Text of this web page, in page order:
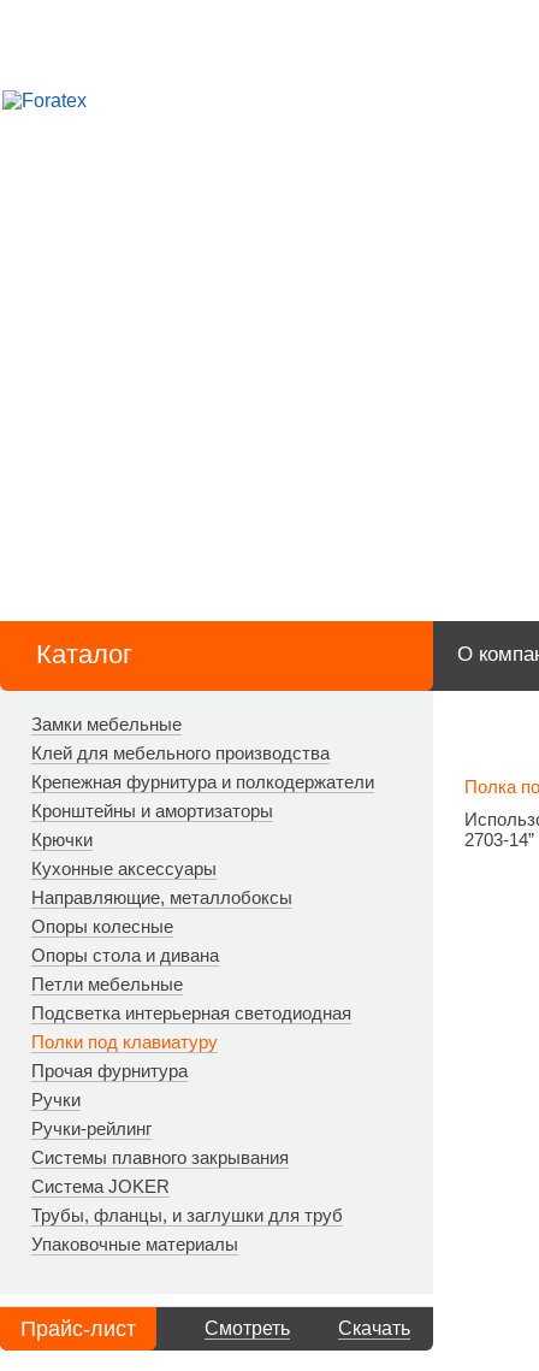
Каталог О
Замки мебельные
Клей для мебельного производства
Крепежная фурнитура и полкодержатели
Кронштейны и амортизаторы
Крючки
Кухонные аксессуары
Направляющие, металлобоксы
Опоры колесные
Опоры стола и дивана
Петли мебельные
Подсветка интерьерная светодиодная
Полки под клавиатуру
Прочая фурнитура
Ручки
Ручки-рейлинг
Системы плавного закрывания
Система JOKER
Трубы, фланцы, и заглушки для труб
Упаковочные материалы
Прайс-лист Смотреть Скачать
Полка
2703-14”